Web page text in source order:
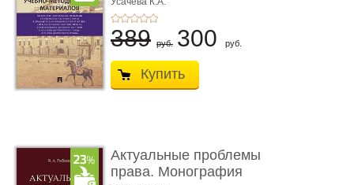
389 руб. 300 руб.
Купить
Актуальные проблемы
права. Монография